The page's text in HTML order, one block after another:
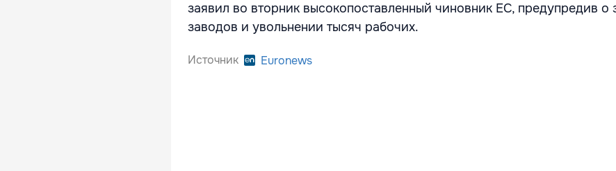
заявил во вторник высокопоставленный чиновник ЕС, предупредив о
заводов и увольнении тысяч рабочих.
Источник Euronews